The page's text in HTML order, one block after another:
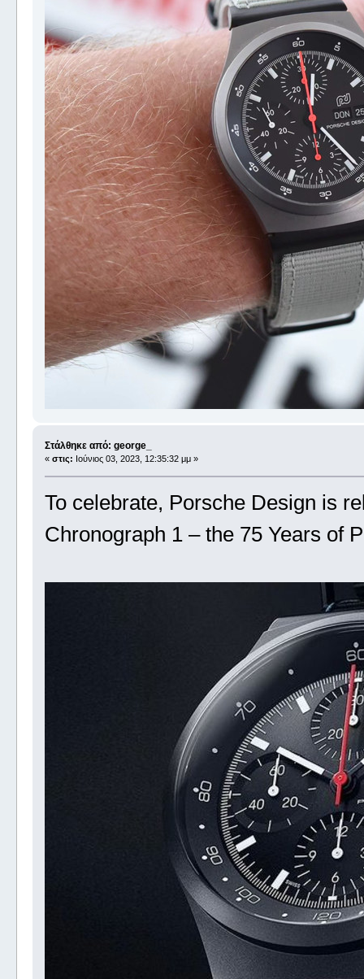
Στάλθηκε από: george_
« στις: Ιούνιος 03, 2023, 12:35:32 μμ »
To celebrate, Porsche Design is
Chronograph 1 – the 75 Years of